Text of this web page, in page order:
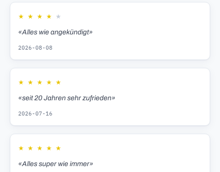
★ ★ ★ ★ ★
«Alles wie angekündigt»
2026-08-08
★ ★ ★ ★ ★
«seit 20 Jahren sehr zufrieden»
2026-07-16
★ ★ ★ ★ ★
«Alles super wie immer»